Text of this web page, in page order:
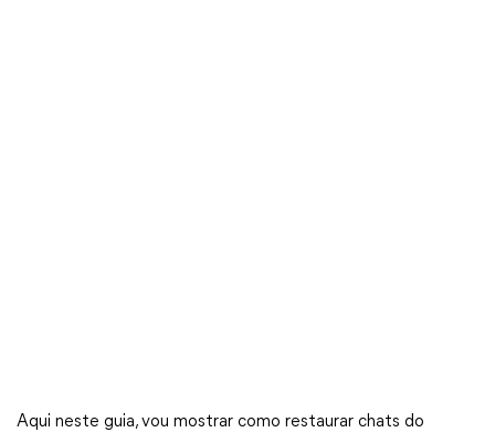
Aqui neste guia, vou mostrar como restaurar chats do